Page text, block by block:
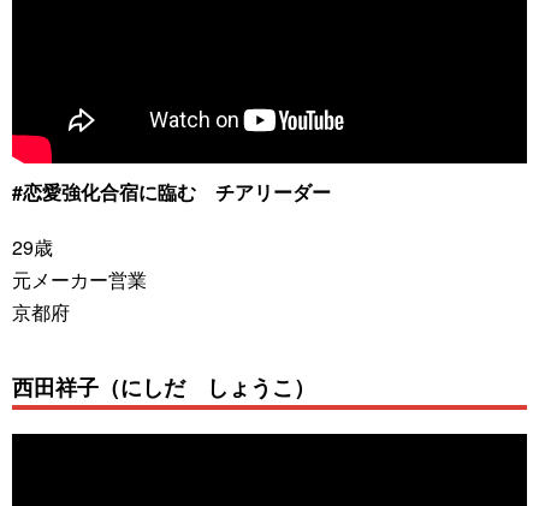
#恋愛強化合宿に臨む チアリーダー
29歳
元メーカー営業
京都府
西田祥子（にしだ しょうこ）